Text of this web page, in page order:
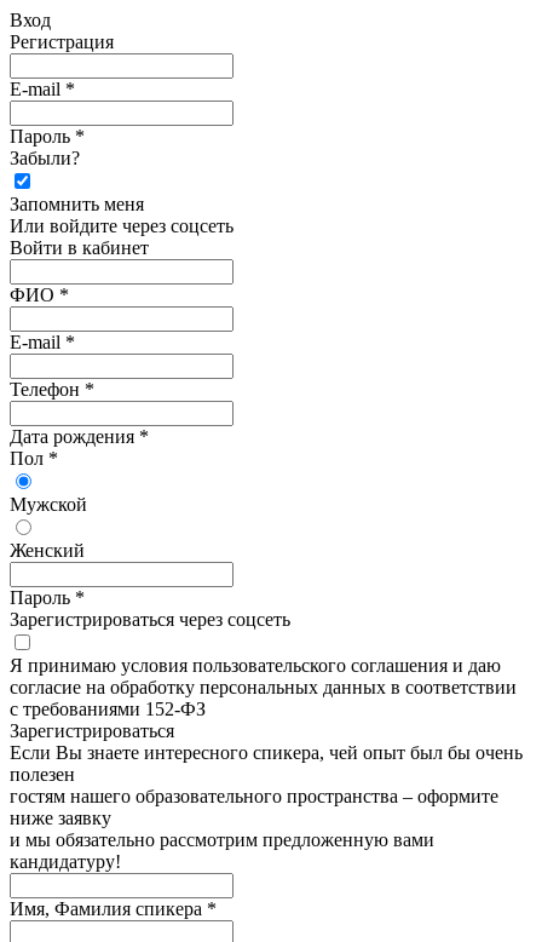
Вход
Регистрация
E-mail *
Пароль *
Забыли?
Запомнить меня
Или войдите через соцсеть
Войти в кабинет
ФИО *
E-mail *
Телефон *
Дата рождения *
Пол *
Мужской
Женский
Пароль *
Зарегистрироваться через соцсеть
Я принимаю условия пользовательского соглашения и даю
согласие на обработку персональных данных в соответствии
с требованиями 152-ФЗ
Зарегистрироватьcя
Если Вы знаете интересного спикера, чей опыт был бы очень
полезен
гостям нашего образовательного пространства – оформите
ниже заявку
и мы обязательно рассмотрим предложенную вами
кандидатуру!
Имя, Фамилия спикера *